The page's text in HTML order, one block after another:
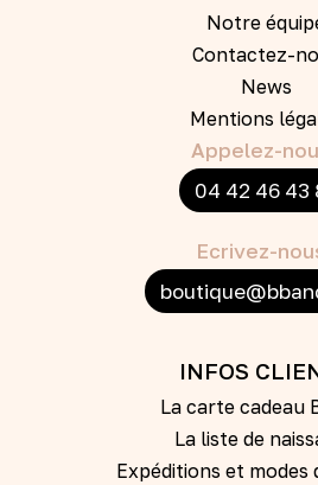
Notre
Contactez-
News
Mentions
Appelez-
04 42 46 43
Ecrivez-
INFOS
La carte cadeau
La liste de
Expéditions et modes